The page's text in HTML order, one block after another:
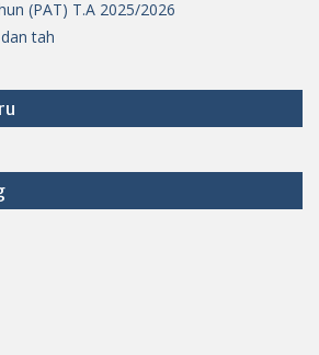
(PAT) T.A 2025/2026
tah